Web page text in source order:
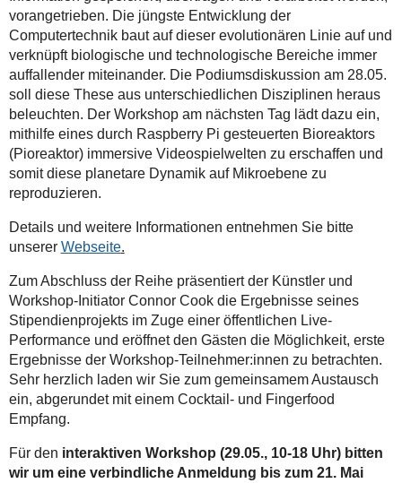
vorangetrieben. Die jüngste Entwicklung der
Computertechnik baut auf dieser evolutionären Linie auf und
verknüpft biologische und technologische Bereiche immer
auffallender miteinander. Die Podiumsdiskussion am 28.05.
soll diese These aus unterschiedlichen Disziplinen heraus
beleuchten. Der Workshop am nächsten Tag lädt dazu ein,
mithilfe eines durch Raspberry Pi gesteuerten Bioreaktors
(Pioreaktor) immersive Videospielwelten zu erschaffen und
somit diese planetare Dynamik auf Mikroebene zu
reproduzieren.
Details und weitere Informationen entnehmen Sie bitte
unserer Webseite.
Zum Abschluss der Reihe präsentiert der Künstler und
Workshop-Initiator Connor Cook die Ergebnisse seines
Stipendienprojekts im Zuge einer öffentlichen Live-
Performance und eröffnet den Gästen die Möglichkeit, erste
Ergebnisse der Workshop-Teilnehmer:innen zu betrachten.
Sehr herzlich laden wir Sie zum gemeinsamem Austausch
ein, abgerundet mit einem Cocktail- und Fingerfood
Empfang.
Für den interaktiven Workshop (29.05., 10-18 Uhr) bitten
wir um eine verbindliche Anmeldung bis zum 21. Mai